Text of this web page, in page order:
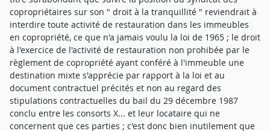
copropriétaires sur son " droit à la tranquillité " reviendrait à
interdire toute activité de restauration dans les immeubles
en copropriété, ce que n'a jamais voulu la loi de 1965 ; le droit
à l'exercice de l'activité de restauration non prohibée par le
règlement de copropriété ayant conféré à l'immeuble une
destination mixte s'apprécie par rapport à la loi et au
document contractuel précités et non au regard des
stipulations contractuelles du bail du 29 décembre 1987
conclu entre les consorts X... et leur locataire qui ne
concernent que ces parties ; c'est donc bien inutilement que